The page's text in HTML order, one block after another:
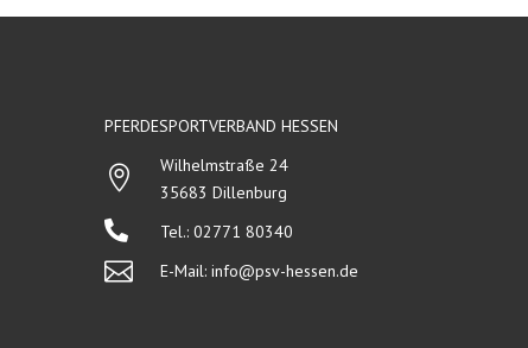
PFERDESPORTVERBAND HESSEN

Wilhelmstraße 24
35683 Dillenburg
 Tel.: 02771 80340
 E-Mail: info@psv-hessen.de